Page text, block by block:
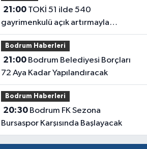
21:00TOKİ 51 ilde 540
gayrimenkulü açık artırmayla
satıyor: Fiyatlar 700 bin liradan
başlıyor
Bodrum Haberleri
21:00Bodrum Belediyesi Borçları
72 Aya Kadar Yapılandıracak
Bodrum Haberleri
20:30Bodrum FK Sezona
Bursaspor Karşısında Başlayacak